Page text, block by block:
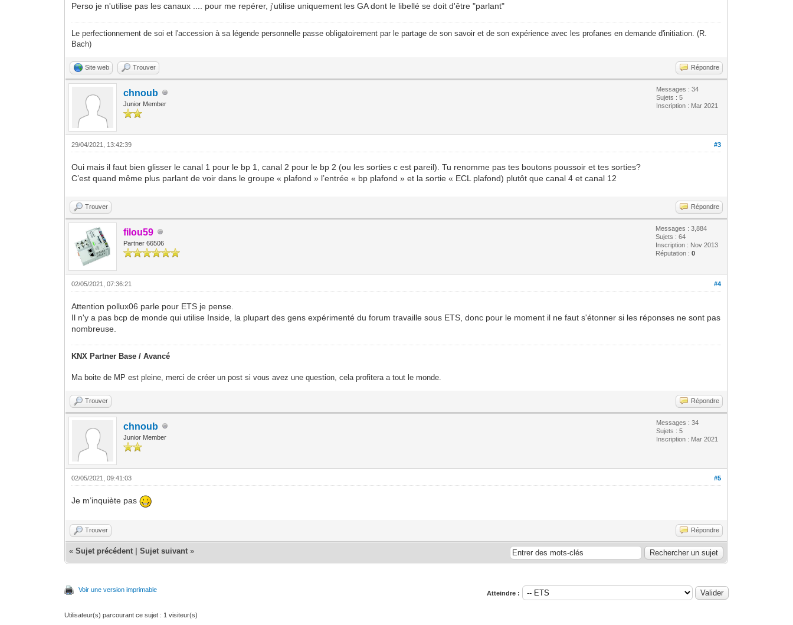
Perso je n'utilise pas les canaux .... pour me repérer, j'utilise uniquement les GA dont le libellé se doit d'être "parlant"
Le perfectionnement de soi et l'accession à sa légende personnelle passe obligatoirement par le partage de son savoir et de son expérience avec les profanes en demande d'initiation. (R.
Bach)
Site web Trouver Répondre
chnoub
Junior Member
Messages : 34
Sujets : 5
Inscription : Mar 2021
#3
29/04/2021, 13:42:39
Oui mais il faut bien glisser le canal 1 pour le bp 1, canal 2 pour le bp 2 (ou les sorties c est pareil). Tu renomme pas tes boutons poussoir et tes sorties?
C’est quand même plus parlant de voir dans le groupe « plafond » l’entrée « bp plafond » et la sortie « ECL plafond) plutôt que canal 4 et canal 12
Trouver Répondre
filou59
Partner 66506
Messages : 3,884
Sujets : 64
Inscription : Nov 2013
Réputation :0
#4
02/05/2021, 07:36:21
Attention pollux06 parle pour ETS je pense.
Il n'y a pas bcp de monde qui utilise Inside, la plupart des gens expérimenté du forum travaille sous ETS, donc pour le moment il ne faut s'étonner si les réponses ne sont pas
nombreuse.
KNX Partner Base / Avancé
Ma boite de MP est pleine, merci de créer un post si vous avez une question, cela profitera a tout le monde.
Trouver Répondre
chnoub
Junior Member
Messages : 34
Sujets : 5
Inscription : Mar 2021
#5
02/05/2021, 09:41:03
Je m’inquiète pas
Trouver Répondre
«Sujet précédent |Sujet suivant »
Voir une version imprimable Atteindre :
Utilisateur(s) parcourant ce sujet : 1 visiteur(s)